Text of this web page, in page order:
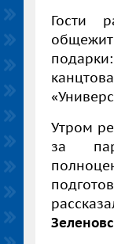
Гости
​Утром
за